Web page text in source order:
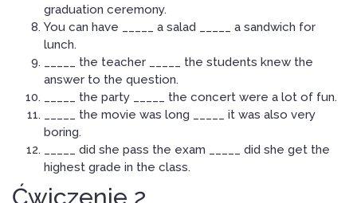
graduation ceremony.
You can have _____ a salad _____ a sandwich for
lunch.
_____ the teacher _____ the students knew the
answer to the question.
_____ the party _____ the concert were a lot of fun.
_____ the movie was long _____ it was also very
boring.
_____ did she pass the exam _____ did she get the
highest grade in the class.
Ćwiczenie 2